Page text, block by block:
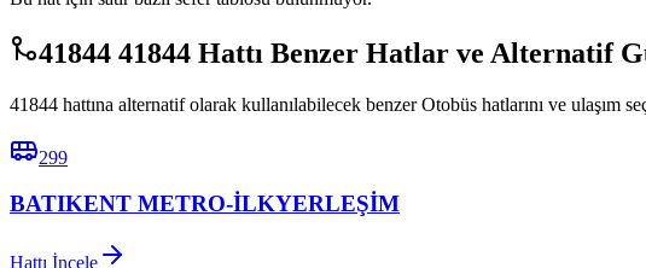
41844 41844 Hattı Benzer Hatlar ve Alternatif
41844 hattına alternatif olarak kullanılabilecek benzer Otobüs hatlarını ve ulaşım
299
BATIKENT METRO-İLKYERLEŞİM
Hattı İncele